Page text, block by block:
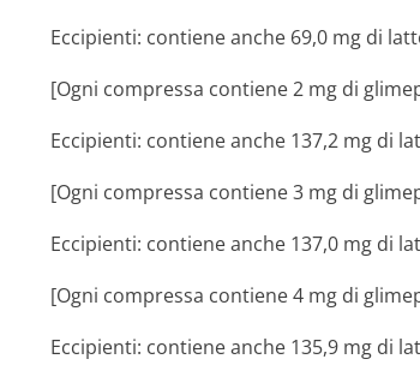
Eccipienti: contiene anche 69,0 mg di
[Ogni compressa contiene 2 mg di
Eccipienti: contiene anche 137,2 mg di
[Ogni compressa contiene 3 mg di
Eccipienti: contiene anche 137,0 mg di
[Ogni compressa contiene 4 mg di
Eccipienti: contiene anche 135,9 mg di